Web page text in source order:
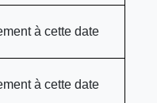
à cette date
à cette date